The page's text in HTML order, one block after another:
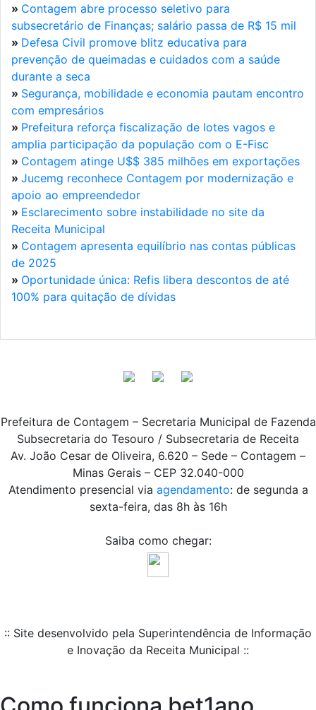
» Contagem abre processo seletivo para
subsecretário de Finanças; salário passa de R$ 15 mil
» Defesa Civil promove blitz educativa para
prevenção de queimadas e cuidados com a saúde
durante a seca
» Segurança, mobilidade e economia pautam encontro
com empresários
» Prefeitura reforça fiscalização de lotes vagos e
amplia participação da população com o E-Fisc
» Contagem atinge U$$ 385 milhões em exportações
» Jucemg reconhece Contagem por modernização e
apoio ao empreendedor
» Esclarecimento sobre instabilidade no site da
Receita Municipal
» Contagem apresenta equilíbrio nas contas públicas
de 2025
» Oportunidade única: Refis libera descontos de até
100% para quitação de dívidas
Prefeitura de Contagem – Secretaria Municipal de Fazenda
Subsecretaria do Tesouro / Subsecretaria de Receita
Av. João Cesar de Oliveira, 6.620 – Sede – Contagem –
Minas Gerais – CEP 32.040-000
Atendimento presencial via agendamento: de segunda a
sexta-feira, das 8h às 16h
Saiba como chegar:
:: Site desenvolvido pela Superintendência de Informação
e Inovação da Receita Municipal ::